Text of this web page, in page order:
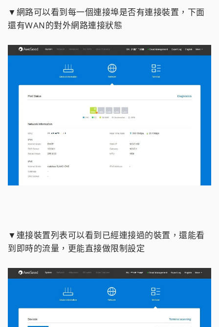
▼網路可以看到每一個連接埠是否有連接裝置，下面
還有WAN的對外網路連接狀態
▼連接裝置列表可以看到已經連接過的裝置，還能看
到即時的流量，更能直接做限制設定